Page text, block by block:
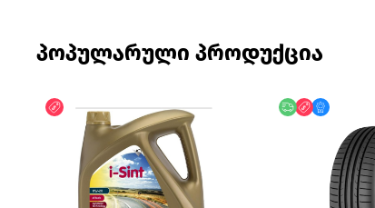
პოპულარული პროდუქცია
ფასდაკლება უფასო მიწოდება
ფასდაკლება